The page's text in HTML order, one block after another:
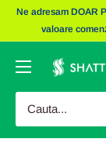
SaritiNe adresam DOAR
valoare
Obiecte
Shatter